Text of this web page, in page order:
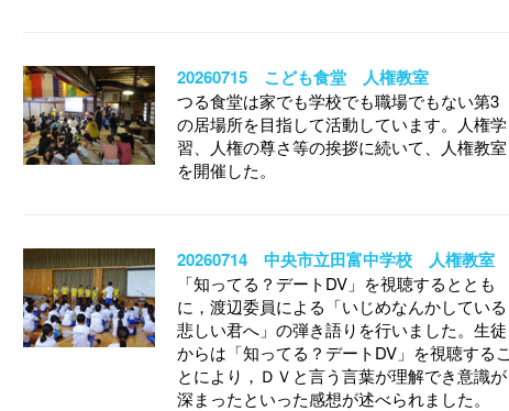
20260715 こども食堂 人権教室
つる食堂は家でも学校でも職場でもない第3
の居場所を目指して活動しています。人権学
習、人権の尊さ等の挨拶に続いて、人権教室
を開催した。
20260714 中央市立田富中学校 人権教室
「知ってる？デートDV」を視聴するととも
に，渡辺委員による「いじめなんかしている
悲しい君へ」の弾き語りを行いました。生徒
からは「知ってる？デートDV」を視聴するこ
とにより，ＤＶと言う言葉が理解でき意識が
深まったといった感想が述べられました。